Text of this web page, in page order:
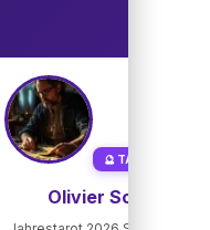
🔮 TAROT-MEISTER
Olivier Schmidt